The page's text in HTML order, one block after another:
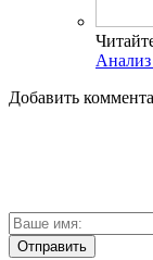
Добавить